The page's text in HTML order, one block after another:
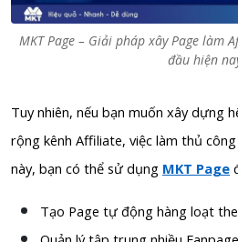
MKT Page – Giải pháp xây Page làm
đầu hiện
Tuy nhiên, nếu bạn muốn xây dựng
rộng kênh Affiliate, việc làm thủ
này, bạn có thể sử dụng MKT Page
Tạo Page tự động hàng loạt